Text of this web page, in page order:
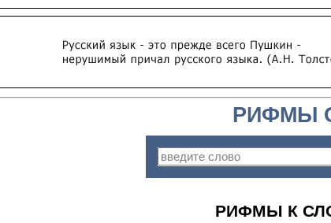
РИФМЫ
РИФМЫ К